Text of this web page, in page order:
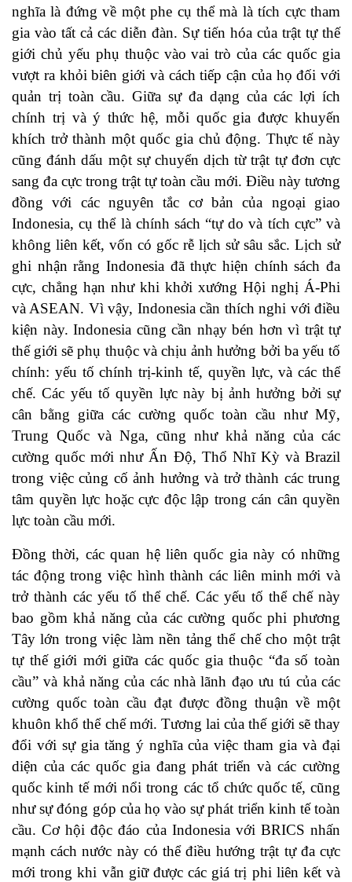
nghĩa là đứng về một phe cụ thể mà là tích cực tham
gia vào tất cả các diễn đàn. Sự tiến hóa của trật tự thế
giới chủ yếu phụ thuộc vào vai trò của các quốc gia
vượt ra khỏi biên giới và cách tiếp cận của họ đối với
quản trị toàn cầu. Giữa sự đa dạng của các lợi ích
chính trị và ý thức hệ, mỗi quốc gia được khuyến
khích trở thành một quốc gia chủ động. Thực tế này
cũng đánh dấu một sự chuyển dịch từ trật tự đơn cực
sang đa cực trong trật tự toàn cầu mới. Điều này tương
đồng với các nguyên tắc cơ bản của ngoại giao
Indonesia, cụ thể là chính sách “tự do và tích cực” và
không liên kết, vốn có gốc rễ lịch sử sâu sắc. Lịch sử
ghi nhận rằng Indonesia đã thực hiện chính sách đa
cực, chẳng hạn như khi khởi xướng Hội nghị Á-Phi
và ASEAN. Vì vậy, Indonesia cần thích nghi với điều
kiện này. Indonesia cũng cần nhạy bén hơn vì trật tự
thế giới sẽ phụ thuộc và chịu ảnh hưởng bởi ba yếu tố
chính: yếu tố chính trị-kinh tế, quyền lực, và các thể
chế. Các yếu tố quyền lực này bị ảnh hưởng bởi sự
cân bằng giữa các cường quốc toàn cầu như Mỹ,
Trung Quốc và Nga, cũng như khả năng của các
cường quốc mới như Ấn Độ, Thổ Nhĩ Kỳ và Brazil
trong việc củng cố ảnh hưởng và trở thành các trung
tâm quyền lực hoặc cực độc lập trong cán cân quyền
lực toàn cầu mới.
Đồng thời, các quan hệ liên quốc gia này có những
tác động trong việc hình thành các liên minh mới và
trở thành các yếu tố thể chế. Các yếu tố thể chế này
bao gồm khả năng của các cường quốc phi phương
Tây lớn trong việc làm nền tảng thể chế cho một trật
tự thế giới mới giữa các quốc gia thuộc “đa số toàn
cầu” và khả năng của các nhà lãnh đạo ưu tú của các
cường quốc toàn cầu đạt được đồng thuận về một
khuôn khổ thể chế mới. Tương lai của thế giới sẽ thay
đổi với sự gia tăng ý nghĩa của việc tham gia và đại
diện của các quốc gia đang phát triển và các cường
quốc kinh tế mới nổi trong các tổ chức quốc tế, cũng
như sự đóng góp của họ vào sự phát triển kinh tế toàn
cầu. Cơ hội độc đáo của Indonesia với BRICS nhấn
mạnh cách nước này có thể điều hướng trật tự đa cực
mới trong khi vẫn giữ được các giá trị phi liên kết và